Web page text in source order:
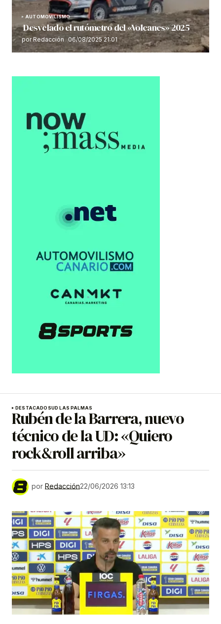
AUTOMOVILISMO
Desvelado el rutómetro del «Volcanes» 2025
por Redacción 06/08/2025 21:01
DESTACADOSUD LAS PALMAS
Rubén de la Barrera, nuevo
técnico de la UD: «Quiero
rock&roll arriba»
por Redacción22/06/2026 13:13